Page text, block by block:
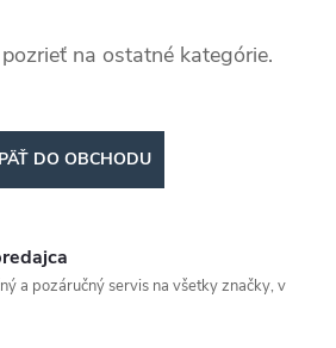
na ostatné kategórie.
DO OBCHODU
a pozáručný servis na všetky značky, v